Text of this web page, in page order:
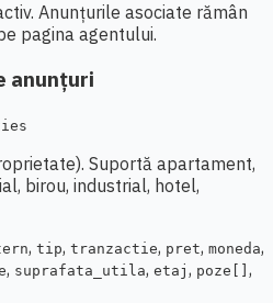
Anunțurile asociate rămân
pagina agentului.
anunțuri
Suportă apartament,
birou, industrial, hotel,
, tip, tranzactie, pret, moneda,
, suprafata_utila, etaj , poze[] ,